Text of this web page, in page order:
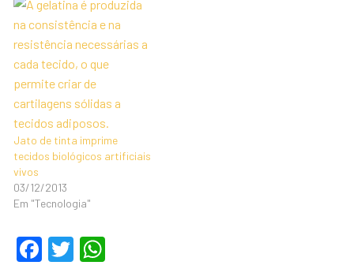
Jato de tinta imprime
tecidos biológicos artificiais
vivos
03/12/2013
Em "Tecnologia"
F
T